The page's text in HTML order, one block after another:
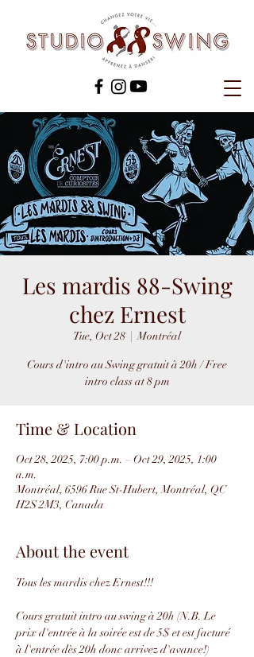
Les mardis 88-Swing
chez Ernest
Tue, Oct 28
  |
Montréal
Cours d'intro au Swing gratuit à 20h / Free
intro class at 8 pm
Time & Location
Oct 28, 2025, 7:00 p.m. – Oct 29, 2025, 1:00
a.m.
Montréal, 6596 Rue St-Hubert, Montréal, QC
H2S 2M3, Canada
About the event
Tous les mardis chez Ernest!!!
Cours gratuit intro au swing à 20h (N.B. Le
prix d'entrée à la soirée est de 5$ et est facturé
à l'entrée dès 20h donc arrivez d'avance!)